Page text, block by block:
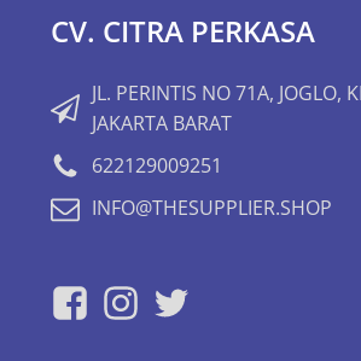
CV. CITRA PERKASA
JL. PERINTIS NO 71A, JOGLO,
JAKARTA BARAT
622129009251
INFO@THESUPPLIER.SHOP